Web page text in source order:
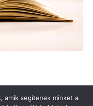
amik segítenek minket a